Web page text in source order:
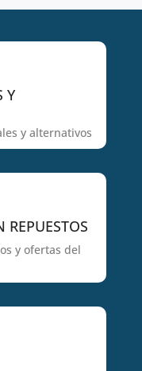
Y
y alternativos
REPUESTOS
y ofertas del